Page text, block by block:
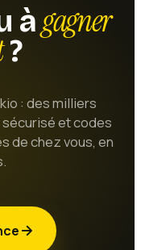
àgagner
?
: des milliers
et codes
de chez vous, en